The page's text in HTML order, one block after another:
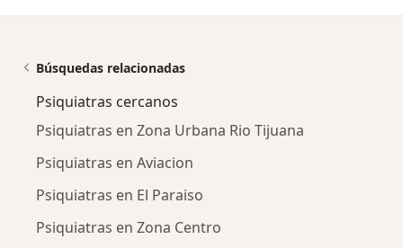
Búsquedas relacionadas
Psiquiatras cercanos
Psiquiatras en Zona Urbana Rio Tijuana
Psiquiatras en Aviacion
Psiquiatras en El Paraiso
Psiquiatras en Zona Centro